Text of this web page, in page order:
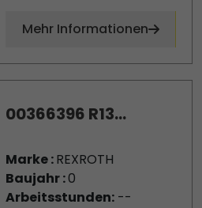
Mehr Informationen
00366396 R13...
Marke :REXROTH
Baujahr :0
Arbeitsstunden:--